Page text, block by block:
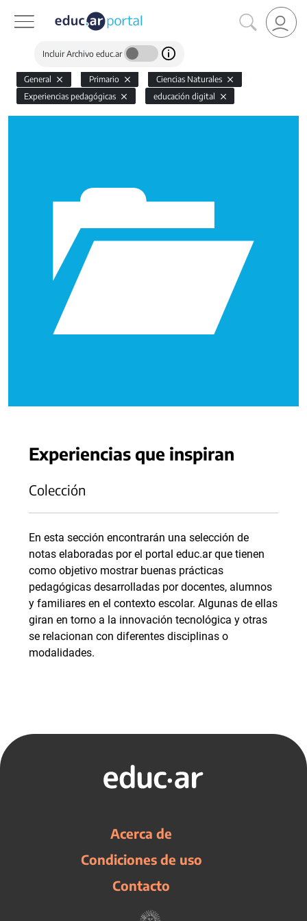
Incluir Archivo educ.ar
General Primario
Ciencias Naturales
Experiencias pedagógicas
educación digital
Experiencias que inspiran
Colección
En esta sección encontrarán una selección de
notas elaboradas por el portal educ.ar que tienen
como objetivo mostrar buenas prácticas
pedagógicas desarrolladas por docentes, alumnos
y familiares en el contexto escolar. Algunas de ellas
giran en torno a la innovación tecnológica y otras
se relacionan con diferentes disciplinas o
modalidades.
Acerca de
Condiciones de uso
Contacto